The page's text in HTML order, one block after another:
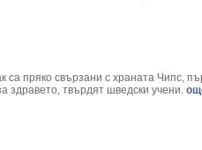
Millefolium L.
Marianum L.
са пряко свързани с храната Чипс,
здравето, твърдят шведски учени.